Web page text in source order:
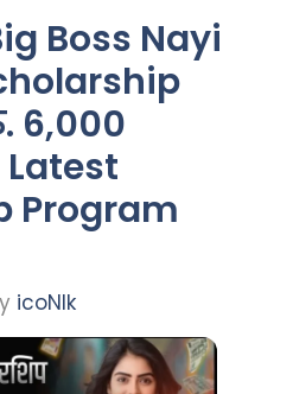
Boss Nayi
6,000
Program
icoNIk